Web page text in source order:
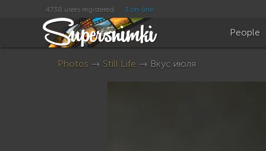
4738 users registered 3 on-line
People
Photos → Still Life → Вкус июля